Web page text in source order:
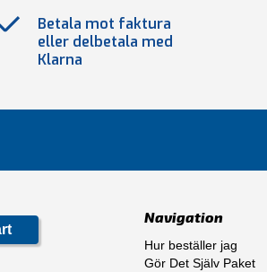
Betala mot faktura
eller delbetala med
Klarna
Navigation
Hur beställer jag
Gör Det Själv Paket